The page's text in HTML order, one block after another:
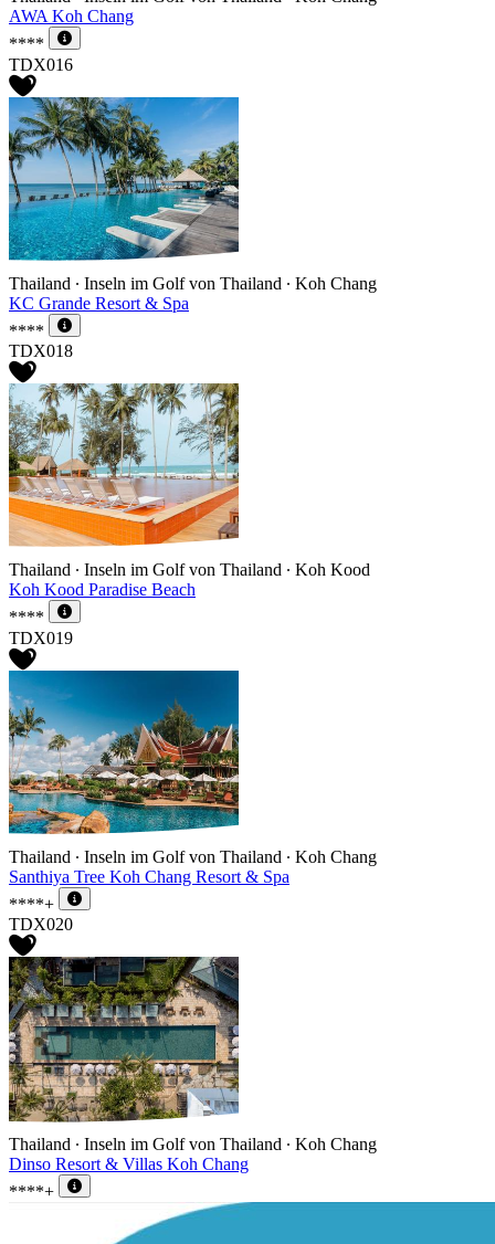
AWA Koh Chang
****
TDX016
Thailand ∙ Inseln im Golf von Thailand ∙ Koh Chang
KC Grande Resort & Spa
****
TDX018
Thailand ∙ Inseln im Golf von Thailand ∙ Koh Kood
Koh Kood Paradise Beach
****
TDX019
Thailand ∙ Inseln im Golf von Thailand ∙ Koh Chang
Santhiya Tree Koh Chang Resort & Spa
****+
TDX020
Thailand ∙ Inseln im Golf von Thailand ∙ Koh Chang
Dinso Resort & Villas Koh Chang
****+